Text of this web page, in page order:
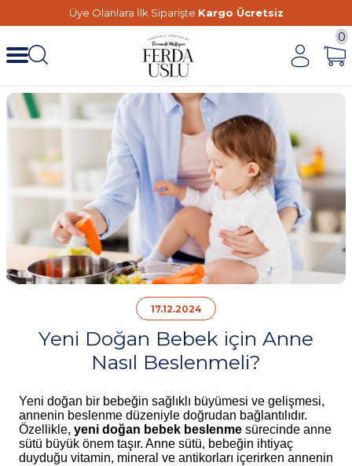
Üye Olanlara İlk Siparişte Kargo Ücretsiz
0
17.12.2024
Yeni Doğan Bebek için Anne
Nasıl Beslenmeli?
Yeni doğan bir bebeğin sağlıklı büyümesi ve gelişmesi,
annenin beslenme düzeniyle doğrudan bağlantılıdır.
Özellikle, yeni doğan bebek beslenme sürecinde anne
sütü büyük önem taşır. Anne sütü, bebeğin ihtiyaç
duyduğu vitamin, mineral ve antikorları içerirken annenin